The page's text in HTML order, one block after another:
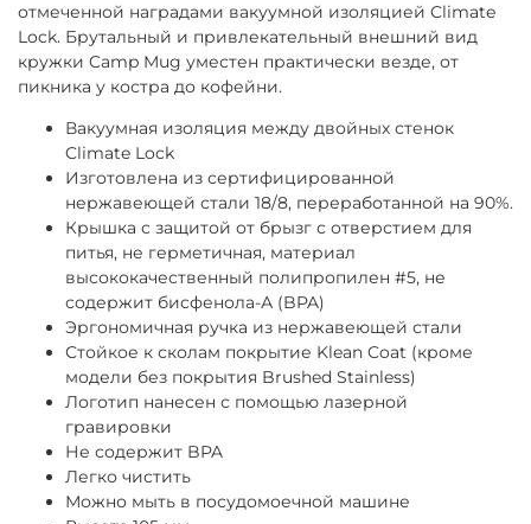
отмеченной наградами вакуумной изоляцией Climate
Lock. Брутальный и привлекательный внешний вид
кружки Camp Mug уместен практически везде, от
пикника у костра до кофейни.
Вакуумная изоляция между двойных стенок
Climate Lock
Изготовлена из сертифицированной
нержавеющей стали 18/8, переработанной на 90%.
Крышка с защитой от брызг с отверстием для
питья, не герметичная, материал
высококачественный полипропилен #5, не
содержит бисфенола-А (BPA)
Эргономичная ручка из нержавеющей стали
Стойкое к сколам покрытие Klean Coat (кроме
модели без покрытия Brushed Stainless)
Логотип нанесен с помощью лазерной
гравировки
Не содержит BPA
Легко чистить
Можно мыть в посудомоечной машине